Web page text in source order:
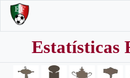
Estatísticas